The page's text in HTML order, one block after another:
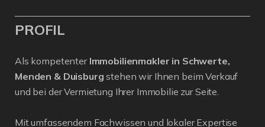
PROFIL
Als kompetenter Immobilienmakler in Schwerte,
Menden & Duisburg stehen wir Ihnen beim Verkauf
und bei der Vermietung Ihrer Immobilie zur Seite.
Mit umfassendem Fachwissen und lokaler Expertise